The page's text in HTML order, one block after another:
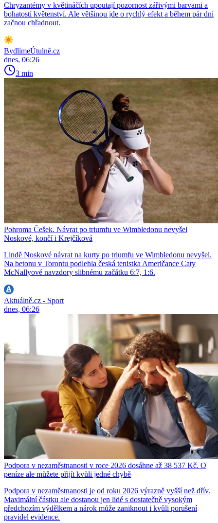
Chryzantémy v květináčích upoutají pozornost zářivými barvami a
bohatostí květenství. Ale většinou jde o rychlý efekt a během pár dní
začnou chřadnout.
BydlímeÚtulně.cz
dnes, 06:26
3 min
Pohroma Češek. Návrat po triumfu ve Wimbledonu nevyšel
Noskové, končí i Krejčíková
Lindě Noskové návrat na kurty po triumfu ve Wimbledonu nevyšel.
Na betonu v Torontu podlehla česká tenistka Američance Caty
McNallyové navzdory slibnému začátku 6:7, 1:6.
Aktuálně.cz - Sport
dnes, 06:26
Podpora v nezaměstnanosti v roce 2026 dosáhne až 38 537 Kč. O
peníze ale můžete přijít kvůli jedné chybě
Podpora v nezaměstnanosti je od roku 2026 výrazně vyšší než dřív.
Maximální částku ale dostanou jen lidé s dostatečně vysokým
předchozím výdělkem a nárok může zaniknout i kvůli porušení
pravidel evidence.